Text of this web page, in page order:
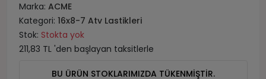
Marka: ACME
Kategori: 16x8-7 Atv Lastikleri
Stok: Stokta yok
211,83 TL 'den başlayan taksitlerle
BU ÜRÜN STOKLARIMIZDA TÜKENMİŞTİR.